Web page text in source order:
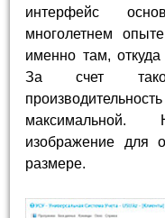
интерфейс
многолетнем
именно там,
За счет
изображение для
размере.